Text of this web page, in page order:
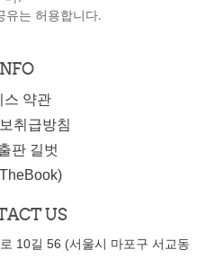
유는 허용합니다.
스 약관
취급방침
판 길벗
US
10길 56 (서울시 마포구 서교동